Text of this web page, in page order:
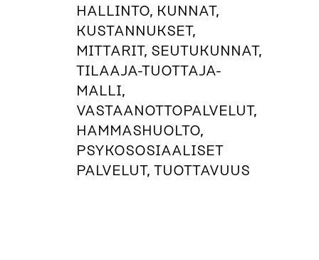
HALLINTO, KUNNAT,
KUSTANNUKSET,
MITTARIT, SEUTUKUNNAT,
TILAAJA-TUOTTAJA-
MALLI,
VASTAANOTTOPALVELUT,
HAMMASHUOLTO,
PSYKOSOSIAALISET
PALVELUT, TUOTTAVUUS